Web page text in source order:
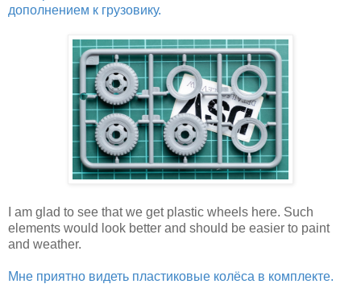
дополнением к грузовику.
I am glad to see that we get plastic wheels here. Such
elements would look better and should be easier to paint
and weather.
Мне приятно видеть пластиковые колёса в комплекте.